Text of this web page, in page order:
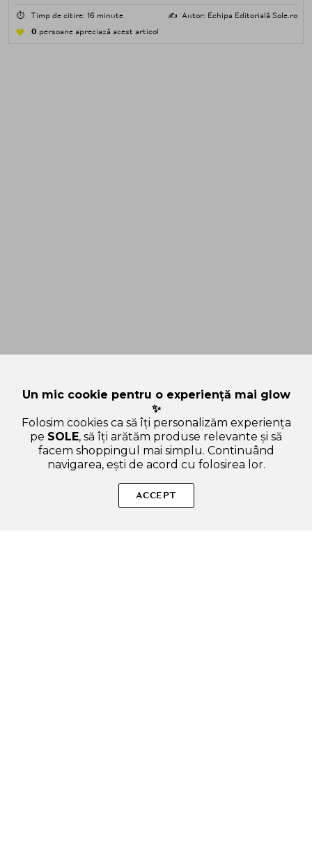
poluare. Al doilea îndepărtează impuritățile solubile în
⏱️ Timp de citire: 16 minute ✍️ Autor: Echipa Editorială Sole.ro
0 persoane apreciază acest articol
EQQUALBERRY NAD+Peptide Boosting Serum, 30 ml - Ser de
fata formulat cu NAD+ si peptide, care contribuie la hidratarea
Un mic cookie pentru o experiență mai glow
✨
Folosim cookies ca să îți personalizăm experiența
pe SOLE, să îți arătăm produse relevante și să
facem shoppingul mai simplu. Continuând
navigarea, ești de acord cu folosirea lor.
ACCEPT